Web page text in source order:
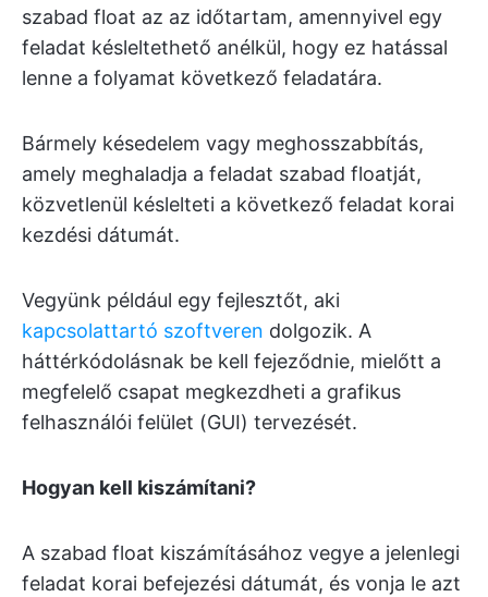
szabad float az az időtartam, amennyivel egy
feladat késleltethető anélkül, hogy ez hatással
lenne a folyamat következő feladatára.
Bármely késedelem vagy meghosszabbítás,
amely meghaladja a feladat szabad floatját,
közvetlenül késlelteti a következő feladat korai
kezdési dátumát.
Vegyünk például egy fejlesztőt, aki
kapcsolattartó szoftveren dolgozik. A
háttérkódolásnak be kell fejeződnie, mielőtt a
megfelelő csapat megkezdheti a grafikus
felhasználói felület (GUI) tervezését.
Hogyan kell kiszámítani?
A szabad float kiszámításához vegye a jelenlegi
feladat korai befejezési dátumát, és vonja le azt